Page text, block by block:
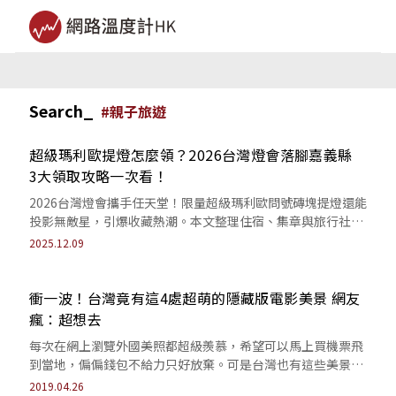
Search_ #親子旅遊
超級瑪利歐提燈怎麼領？2026台灣燈會落腳嘉義縣
3大領取攻略一次看！
2026台灣燈會攜手任天堂！限量超級瑪利歐問號磚塊提燈還能
投影無敵星，引爆收藏熱潮。本文整理住宿、集章與旅行社3
大領取資格與時間，手刀筆記懶人包。
2025.12.09
衝一波！台灣竟有這4處超萌的隱藏版電影美景 網友
瘋：超想去
每次在網上瀏覽外國美照都超級羨慕，希望可以馬上買機票飛
到當地，偏偏錢包不給力只好放棄。可是台灣也有這些美景，
讓你彷彿置身童話故事中，不用花大錢買...
2019.04.26